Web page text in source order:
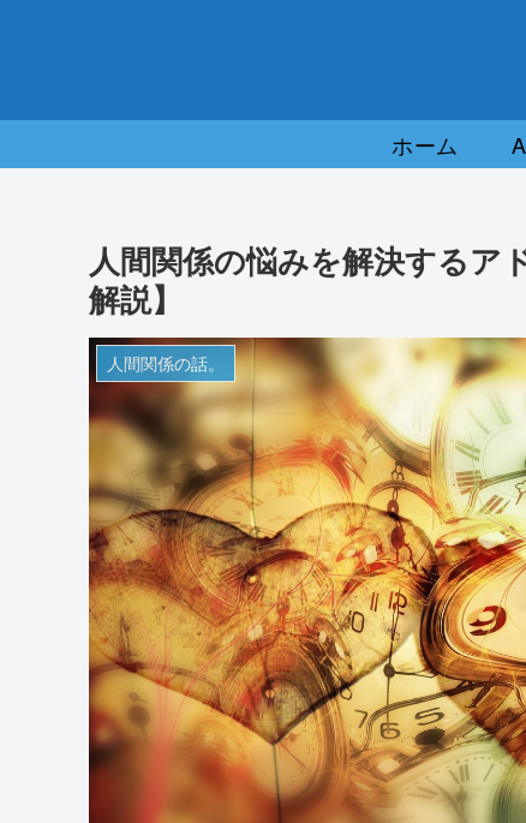
ホーム
人間関係の悩みを解決するア
解説】
人間関係の話。